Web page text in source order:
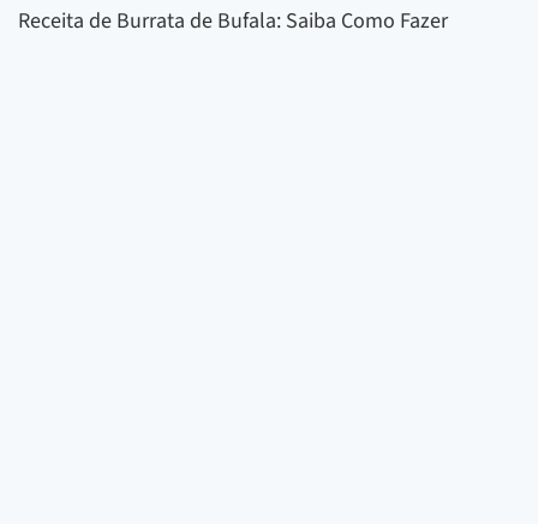
Receita de Burrata de Bufala: Saiba Como Fazer